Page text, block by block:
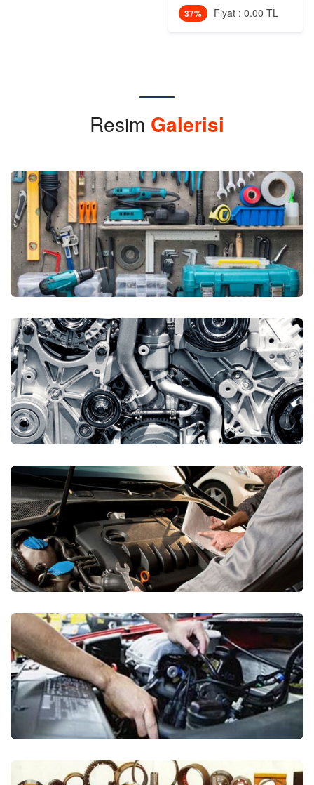
37% Fiyat : 0.00 TL
Resim Galerisi